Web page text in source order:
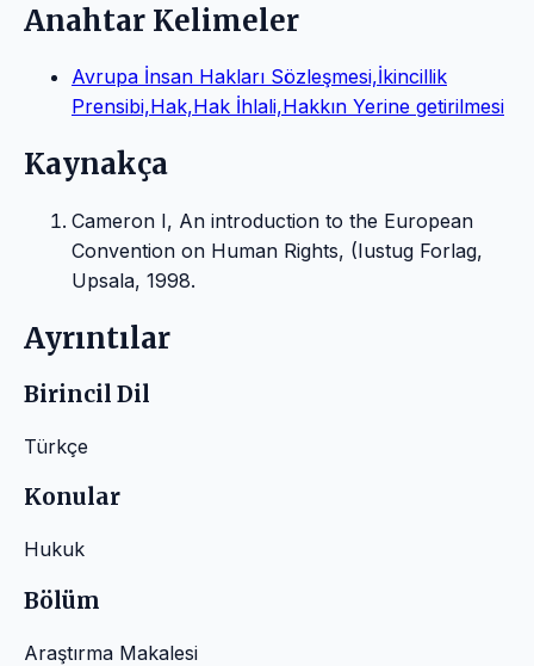
Anahtar Kelimeler
Avrupa İnsan Hakları Sözleşmesi,İkincillik
Prensibi,Hak,Hak İhlali,Hakkın Yerine getirilmesi
Kaynakça
Cameron I, An introduction to the European
Convention on Human Rights, (Iustug Forlag,
Upsala, 1998.
Ayrıntılar
Birincil Dil
Türkçe
Konular
Hukuk
Bölüm
Araştırma Makalesi